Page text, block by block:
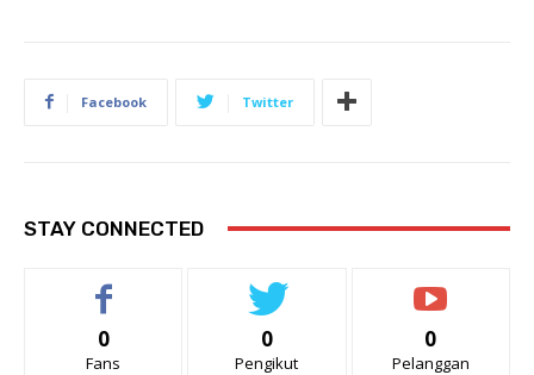
Facebook Twitter
STAY CONNECTED
0
Fans
0
Pengikut
0
Pelanggan